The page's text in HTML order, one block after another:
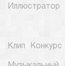
Иллюстратор
Клип Конкурс